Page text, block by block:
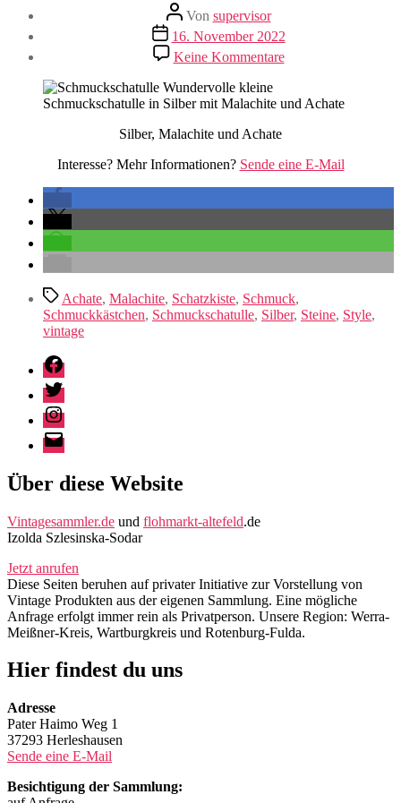
Beitragsautor
Von supervisor
Veröffentlichungsdatum
16. November 2022
Keine Kommentarezu
Schmuckschatulle
Silber, Malachite und Achate
Interesse? Mehr Informationen? Sende eine E-Mail
Schlagwörter
Achate, Malachite, Schatzkiste, Schmuck,
Schmuckkästchen, Schmuckschatulle, Silber, Steine, Style,
vintage
Facebook
Twitter
Instagram
E-
Mail
Über diese Website
Vintagesammler.de und flohmarkt-altefeld.de
Izolda Szlesinska-Sodar
Jetzt anrufen
Diese Seiten beruhen auf privater Initiative zur Vorstellung von
Vintage Produkten aus der eigenen Sammlung. Eine mögliche
Anfrage erfolgt immer rein als Privatperson. Unsere Region: Werra-
Meißner-Kreis, Wartburgkreis und Rotenburg-Fulda.
Hier findest du uns
Adresse
Pater Haimo Weg 1
37293 Herleshausen
Sende eine E-Mail
Besichtigung der Sammlung: